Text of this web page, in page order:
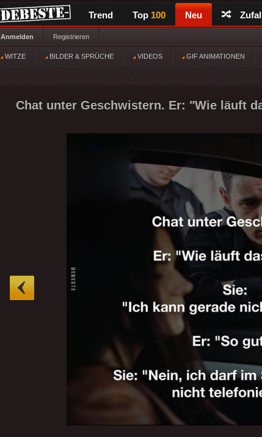
Trend Top 100 Neu
Anmelden Registrieren
WITZE BILDER & SPRÜCHE VIDEOS GIF ANIMATIONEN
Chat unter Geschwistern. Er: "Wie läuft